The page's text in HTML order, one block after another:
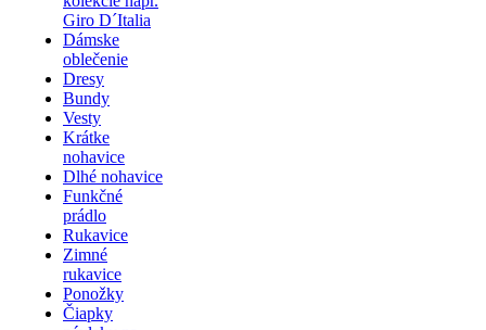
Giro D´Italia
Dámske
oblečenie
Dresy
Bundy
Vesty
Krátke
nohavice
Dlhé nohavice
Funkčné
prádlo
Rukavice
Zimné
rukavice
Ponožky
Čiapky